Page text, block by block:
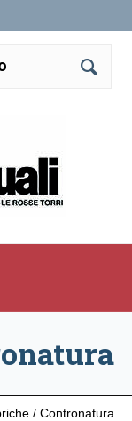
/ Contronatura